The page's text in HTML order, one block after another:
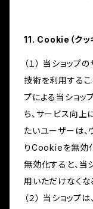
11. Cookie（クッ
（１） 当ショッ
技術を利用するこ
プによる当ショ
ち、サービス向上
たいユーザーは、
りCookieを無効
無効化すると、当
用いただけなくな
（２） 当ショップ